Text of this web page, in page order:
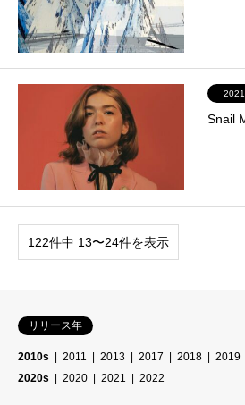
2021
Snail
122件中 13〜24件を表示
リリース年
2010s 2011 2013 2017 2018
2019
2020s
2020 2021 2022